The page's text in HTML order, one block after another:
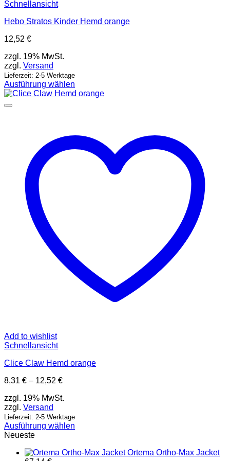
Schnellansicht
Hebo Stratos Kinder Hemd orange
12,52 €
zzgl. 19% MwSt.
zzgl. Versand
Lieferzeit: 2-5 Werktage
Ausführung wählen
Dieses
Produkt
Optionen
können
Produktseite
gewählt
werden
Add to wishlist
Schnellansicht
Clice Claw Hemd orange
8,31 € – 12,52 €Preisspanne:
bis
zzgl. 19% MwSt.
zzgl. Versand
Lieferzeit: 2-5 Werktage
Ausführung wählen
Dieses
weist
Neueste
Ortema Ortho-Max Jacket